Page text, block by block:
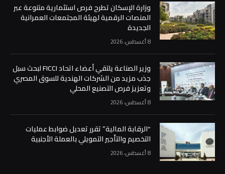
وزارة الإسكان تطرح فرص استثمارية متنوعة عبر
المنصات الرقمية لهيئة المجتمعات العمرانية
الجديدة
8 أغسطس، 2026
وزير الصناعة يلتقي أعضاء اتحاد FICCI لبحث سبل
جذب مزيد من الشركات الهندية للسوق المصري
وتعزيز فرص التصنيع المحلي
8 أغسطس، 2026
“الرقابة المالية” تقرر تعديل ضوابط عمليات
التخصيم والتأجير التمويلي بالعملة الأجنبية
8 أغسطس، 2026